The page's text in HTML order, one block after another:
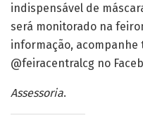
indispensável de
será monitorado na
informação, acompanhe
@feiracentralcg no
Assessoria.